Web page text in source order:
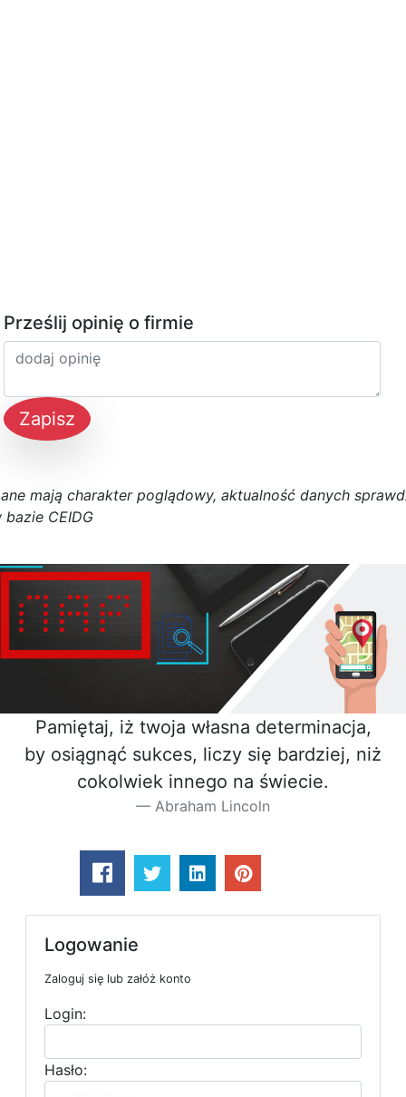
Prześlij opinię o firmie
Zapisz
ane mają charakter poglądowy, aktualność danych sprawd
bazie CEIDG
Pamiętaj, iż twoja własna determinacja,
by osiągnąć sukces, liczy się bardziej, niż
cokolwiek innego na świecie.
Abraham Lincoln
Logowanie
Zaloguj się lub załóż konto
Login:
Hasło: